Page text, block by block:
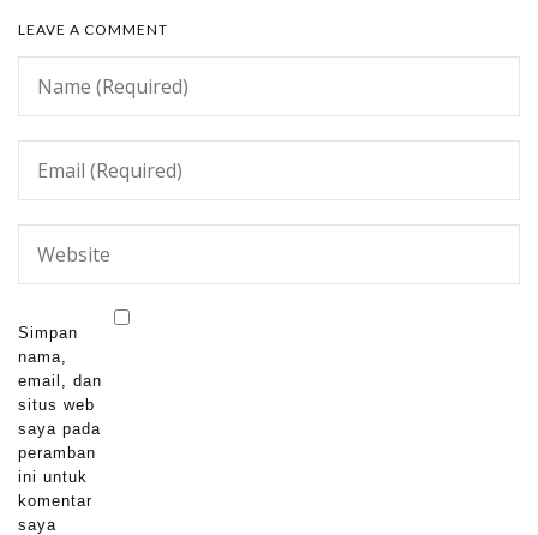
LEAVE A COMMENT
Simpan
nama,
email, dan
situs web
saya pada
peramban
ini untuk
komentar
saya